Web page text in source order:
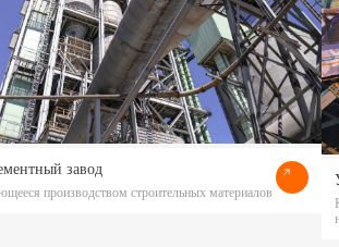
завод
производством строительных материалов